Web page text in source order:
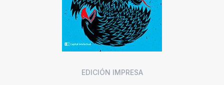
EDICIÓN IMPRESA